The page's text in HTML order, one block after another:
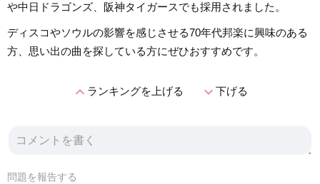
や中日ドラゴンズ、阪神タイガースでも採用されました。
ディスコやソウルの影響を感じさせる70年代邦楽に興味のある
方、思い出の曲を探している方にぜひおすすめです。
expand_lessランキングを上げる expand_more下げる
問題を報告する